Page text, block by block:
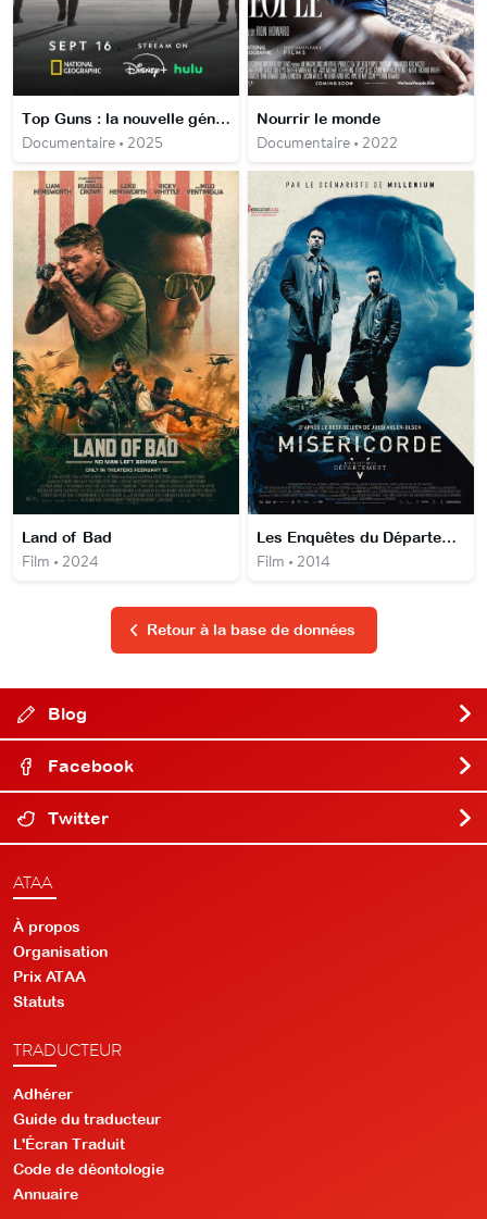
Top Guns : la nouvelle génération
Documentaire • 2025
Nourrir le monde
Documentaire • 2022
Land of Bad
Film • 2024
Les Enquêtes du Département V : Miséricorde
Film • 2014
Retour à la base de données
Blog
Facebook
Twitter
ATAA
À propos
Organisation
Prix ATAA
Statuts
TRADUCTEUR
Adhérer
Guide du traducteur
L'Écran Traduit
Code de déontologie
Annuaire